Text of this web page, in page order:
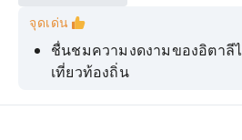
จุดเด่น
ชื่นชมความงดงามของอิตาลี
เที่ยวท้องถิ่น
เยี่ยมชมสถานที่สำคัญและอ